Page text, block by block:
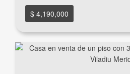
$ 4,190,000